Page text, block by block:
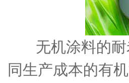
无机涂料的耐
同生产成本的有